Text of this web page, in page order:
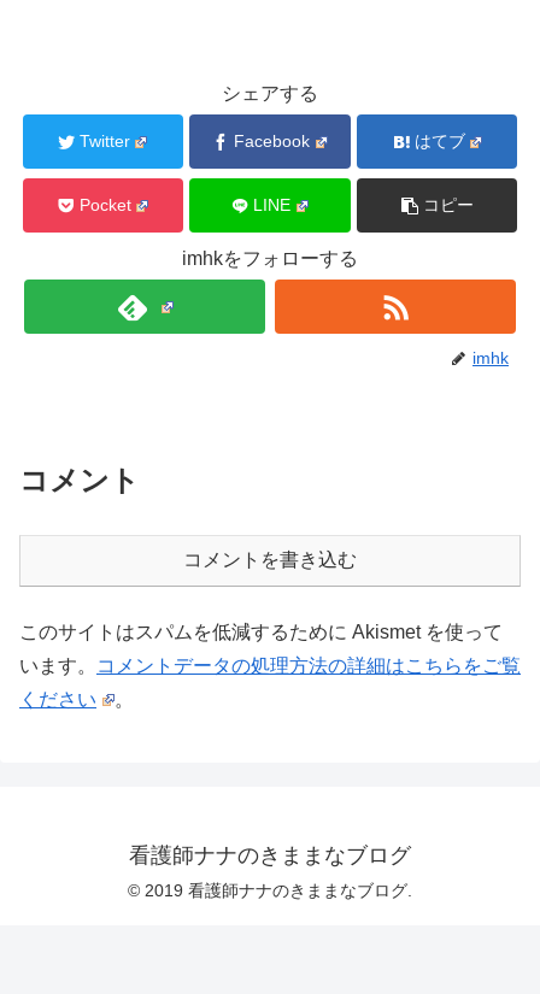
シェアする
Twitter Facebook はてブ
Pocket LINE コピー
imhkをフォローする
imhk
コメント
コメントを書き込む
このサイトはスパムを低減するために Akismet を使って
います。
コメントデータの処理方法の詳細はこちらをご覧
ください
。
看護師ナナのきままなブログ
© 2019 看護師ナナのきままなブログ.